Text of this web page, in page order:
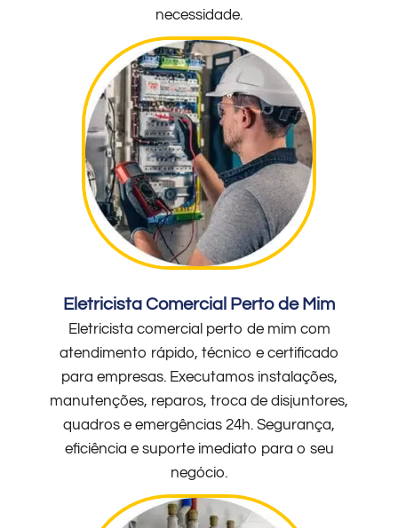
necessidade.
Eletricista Comercial Perto de Mim
Eletricista comercial perto de mim com
atendimento rápido, técnico e certificado
para empresas. Executamos instalações,
manutenções, reparos, troca de disjuntores,
quadros e emergências 24h. Segurança,
eficiência e suporte imediato para o seu
negócio.